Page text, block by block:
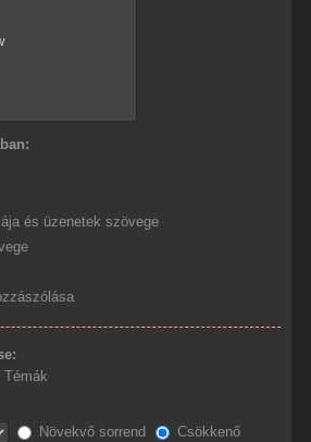
és üzenetek szövege
Témák
Növekvő sorrend
Csökkenő